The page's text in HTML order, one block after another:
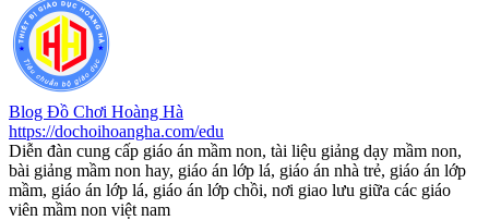
Blog Đồ Chơi Hoàng Hà
https://dochoihoangha.com/edu
Diễn đàn cung cấp giáo án mầm non, tài liệu giảng dạy mầm non,
bài giảng mầm non hay, giáo án lớp lá, giáo án nhà trẻ, giáo án lớp
mầm, giáo án lớp lá, giáo án lớp chồi, nơi giao lưu giữa các giáo
viên mầm non việt nam